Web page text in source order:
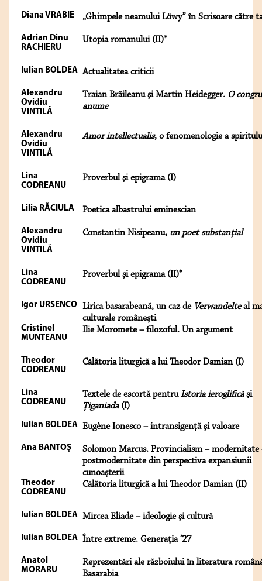
Diana VRABIE „Ghimpele neamului Löwy” în Scrisoare către
Adrian Dinu
RACHIERU
Utopia romanului (II)*
Iulian BOLDEA Actualitatea criticii
Alexandru
Ovidiu
VINTILĂ
Traian Brăileanu şi Martin Heidegger. O
anume
Alexandru
Ovidiu
VINTILĂ
Amor intellectualis, o fenomenologie a
Lina
CODREANU
Proverbul şi epigrama (I)
Lilia RĂCIULA Poetica albastrului eminescian
Alexandru
Ovidiu
VINTILĂ
Constantin Nisipeanu, un poet substanţial
Lina
CODREANU
Proverbul şi epigrama (II)*
Igor URSENCO Lirica basarabeană, un caz de Verwandelteal
culturale românești
Cristinel
MUNTEANU
Ilie Moromete – filozoful. Un argument
Theodor
CODREANU
Călătoria liturgică a lui Theodor Damian (I)
Lina
CODREANU
Textele de escortă pentruIstoria ieroglificăşi
Ţiganiada(I)
Iulian BOLDEA Eugène Ionesco – intransigenţă şi valoare
Ana BANTOŞ
Solomon Marcus. Provincialism – modernitate
postmodernitate din perspectiva expansiunii
cunoașterii
Theodor
CODREANU
Călătoria liturgică a lui Theodor Damian (II)
Iulian BOLDEA Mircea Eliade – ideologie şi cultură
Iulian BOLDEA Între extreme. Generaţia ’27
Anatol
MORARU
Reprezentări ale războiului în literatura
Basarabia